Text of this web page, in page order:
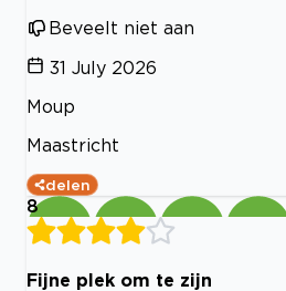
Beveelt niet aan
31 July 2026
Moup
Maastricht
delen
8
Fijne plek om te zijn